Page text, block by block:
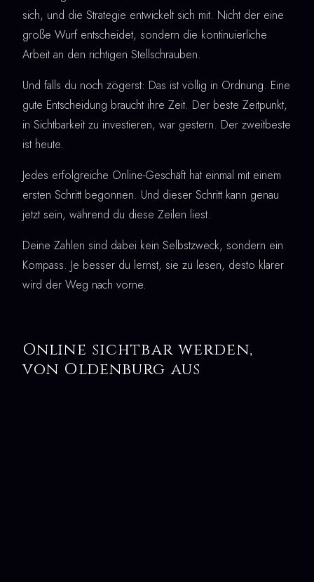
sich, und die Strategie entwickelt sich mit. Nicht der eine
große Wurf entscheidet, sondern die kontinuierliche
Arbeit an den richtigen Stellschrauben.
Und falls du noch zögerst: Das ist völlig in Ordnung. Eine
gute Entscheidung braucht ihre Zeit. Der beste Zeitpunkt,
in Sichtbarkeit zu investieren, war gestern. Der zweitbeste
ist heute.
Jedes erfolgreiche Online-Geschäft hat einmal mit einem
ersten Schritt begonnen. Und dieser Schritt kann genau
jetzt sein, während du diese Zeilen liest.
Deine Zahlen sind dabei kein Selbstzweck, sondern ein
Kompass. Je besser du lernst, sie zu lesen, desto klarer
wird der Weg nach vorne.
Online sichtbar werden,
von Oldenburg aus